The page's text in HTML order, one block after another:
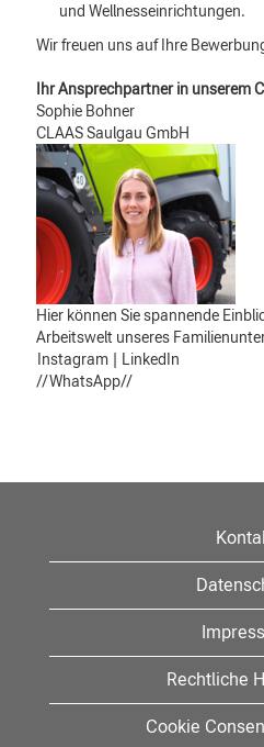
und Wellnesseinrichtungen.
Wir freuen uns auf Ihre
Ihr Ansprechpartner in unserem
Sophie Bohner
CLAAS Saulgau GmbH
Hier können Sie spannende
Arbeitswelt unseres
Instagram
LinkedIn
//WhatsApp//
Rechtliche
Cookie